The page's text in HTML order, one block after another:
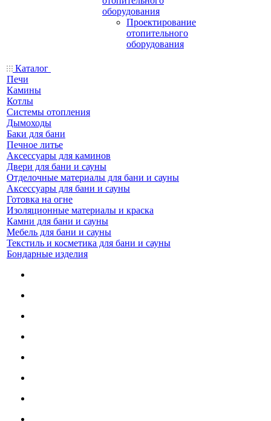
оборудования
Проектирование
отопительного
оборудования
Каталог
Печи
Камины
Котлы
Системы отопления
Дымоходы
Баки для бани
Печное литье
Аксессуары для каминов
Двери для бани и сауны
Отделочные материалы для бани и сауны
Аксессуары для бани и сауны
Готовка на огне
Изоляционные материалы и краска
Камни для бани и сауны
Мебель для бани и сауны
Текстиль и косметика для бани и сауны
Бондарные изделия